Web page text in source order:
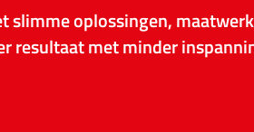
slimme oplossingen,
resultaat met minder